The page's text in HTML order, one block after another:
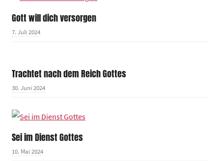
Gott will dich versorgen
7. Juli 2024
Trachtet nach dem Reich Gottes
30. Juni 2024
Sei im Dienst Gottes
10. Mai 2024